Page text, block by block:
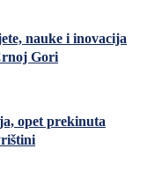
nauke i inovacija
Gori
opet prekinuta